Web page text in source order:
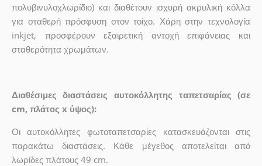
πολυβινυλοχλωρίδιο) και διαθέτουν ισχυρή ακρυλική κόλλα
για σταθερή πρόσφυση στον τοίχο. Χάρη στην τεχνολογία
inkjet, προσφέρουν εξαιρετική αντοχή επιφάνειας και
σταθερότητα χρωμάτων.
Διαθέσιμες διαστάσεις αυτοκόλλητης ταπετσαρίας (σε
cm, πλάτος x ύψος):
Οι αυτοκόλλητες φωτοταπετσαρίες κατασκευάζονται στις
παρακάτω διαστάσεις. Κάθε μέγεθος αποτελείται από
λωρίδες πλάτους 49 cm.